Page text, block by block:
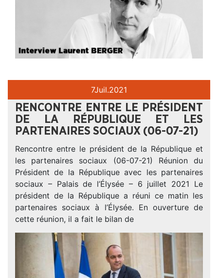
7Juil.2021
RENCONTRE ENTRE LE PRÉSIDENT
DE LA RÉPUBLIQUE ET LES
PARTENAIRES SOCIAUX (06-07-21)
Rencontre entre le président de la République et
les partenaires sociaux (06-07-21) Réunion du
Président de la République avec les partenaires
sociaux – Palais de l’Élysée – 6 juillet 2021 Le
président de la République a réuni ce matin les
partenaires sociaux à l’Élysée. En ouverture de
cette réunion, il a fait le bilan de